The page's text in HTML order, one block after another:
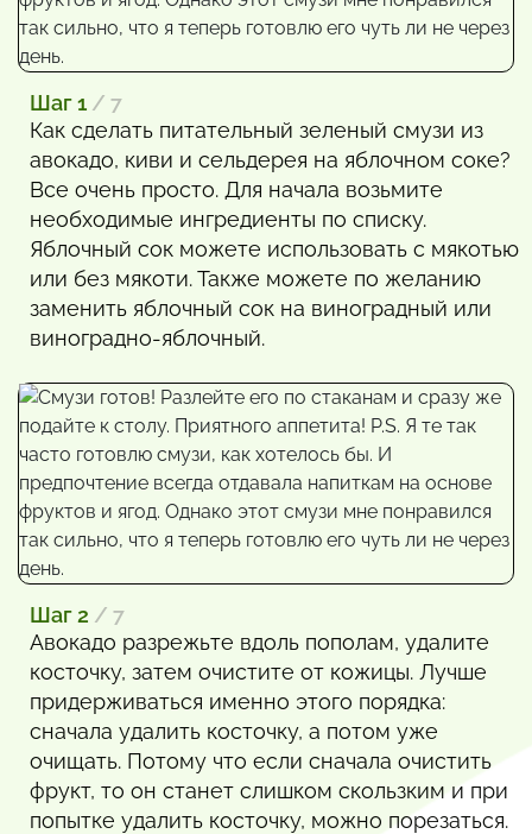
Шаг 1 / 7
Как сделать питательный зеленый смузи из
авокадо, киви и сельдерея на яблочном соке?
Все очень просто. Для начала возьмите
необходимые ингредиенты по списку.
Яблочный сок можете использовать с мякотью
или без мякоти. Также можете по желанию
заменить яблочный сок на виноградный или
виноградно-яблочный.
Шаг 2 / 7
Авокадо разрежьте вдоль пополам, удалите
косточку, затем очистите от кожицы. Лучше
придерживаться именно этого порядка:
сначала удалить косточку, а потом уже
очищать. Потому что если сначала очистить
фрукт, то он станет слишком скользким и при
попытке удалить косточку, можно порезаться.